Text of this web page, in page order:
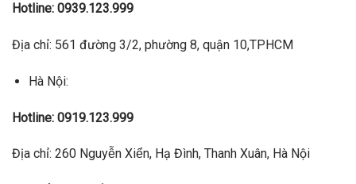
Hotline: 0939.123.999
Địa chỉ: 561 đường 3/2, phường 8, quận 10,TPHCM
Hà Nội:
Hotline: 0919.123.999
Địa chỉ: 260 Nguyễn Xiển, Hạ Đình, Thanh Xuân, Hà Nội